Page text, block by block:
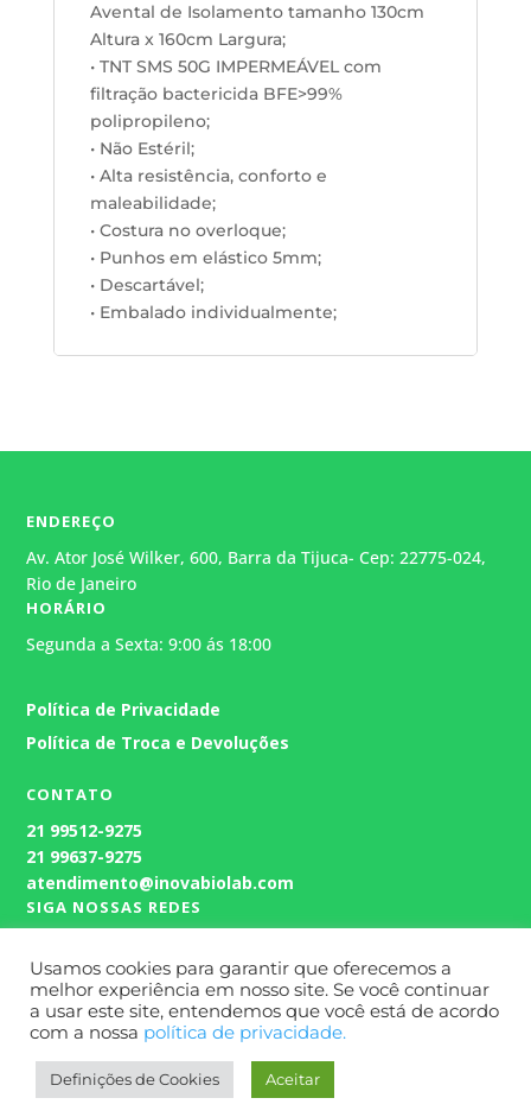
Avental de Isolamento tamanho 130cm
Altura x 160cm Largura;
• TNT SMS 50G IMPERMEÁVEL com
filtração bactericida BFE>99%
polipropileno;
• Não Estéril;
• Alta resistência, conforto e
maleabilidade;
• Costura no overloque;
• Punhos em elástico 5mm;
• Descartável;
• Embalado individualmente;
ENDEREÇO
Av. Ator José Wilker, 600, Barra da Tijuca- Cep: 22775-024,
Rio de Janeiro
HORÁRIO
Segunda a Sexta: 9:00 ás 18:00
Política de Privacidade
Política de Troca e Devoluções
CONTATO
21 99512-9275
21 99637-9275
atendimento@inovabiolab.com
SIGA NOSSAS REDES
Geralmente responde em alguns
Site Desenvolvido porWert Comunicação.
Usamos cookies para garantir que oferecemos a
melhor experiência em nosso site. Se você continuar
a usar este site, entendemos que você está de acordo
com a nossa política de privacidade.
Definições de Cookies Aceitar